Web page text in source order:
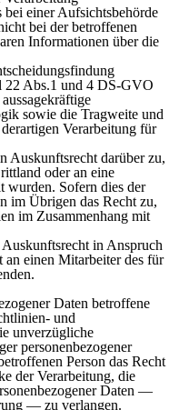
bei einer Aufsichtsbehörde
bei der betroffenen
Informationen über die
22 Abs.1 und 4 DS-GVO
sowie die Tragweite und
Verarbeitung für
Auskunftsrecht darüber zu,
oder an eine
wurden. Sofern dies der
im Übrigen das Recht zu,
im Zusammenhang mit
in Anspruch
an einen Mitarbeiter des für
Daten betroffene
und
unverzügliche
personenbezogener
Person das Recht
der Verarbeitung, die
Daten —
— zu verlangen.